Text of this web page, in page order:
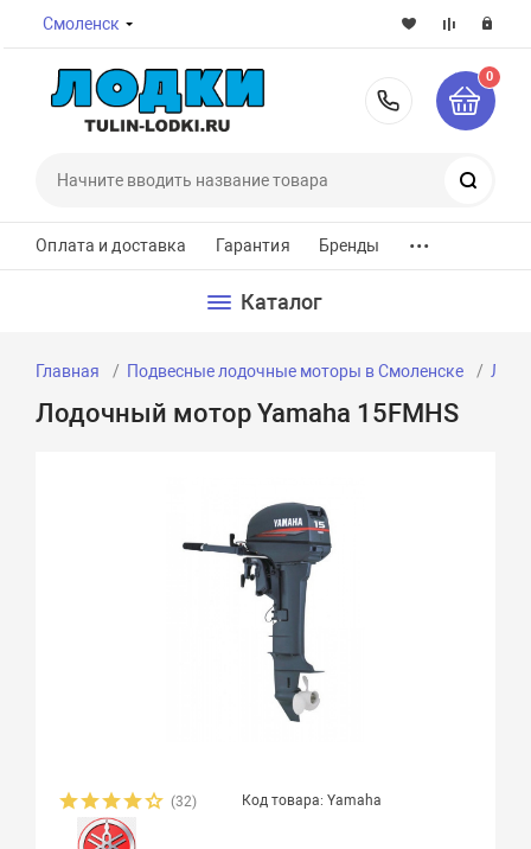
Смоленск
8-800-
0
Оплата и доставка Гарантия Бренды ...
Каталог
Главная Подвесные лодочные моторы в Смоленске
Лодочный мотор Yamaha 15FMHS
(32) Код товара: Yamaha